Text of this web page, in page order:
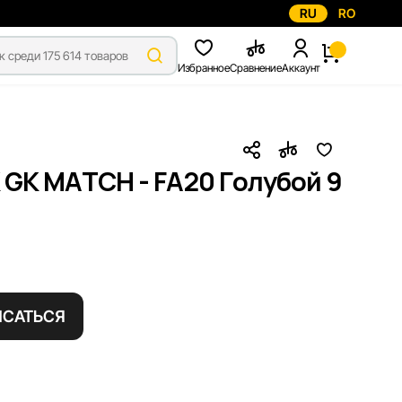
RU RO
ИзбранноеСравнениеАккаунт
MATCH - FA20 Голубой 9